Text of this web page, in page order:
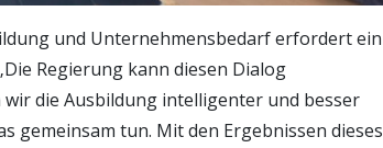
und Unternehmensbedarf erfordert ein
Regierung kann diesen Dialog
die Ausbildung intelligenter und besser
gemeinsam tun. Mit den Ergebnissen dieses